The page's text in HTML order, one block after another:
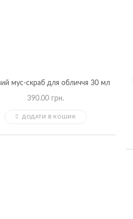
мус-скраб для обличчя 30 мл
390.00 грн.
ДОДАТИ В КОШИК